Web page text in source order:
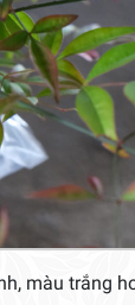
màu trắng